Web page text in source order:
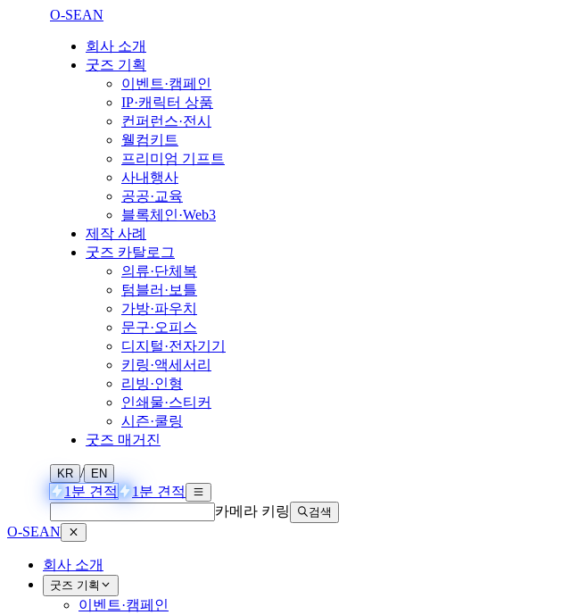
O-SEAN
회사 소개
굿즈 기획
이벤트·캠페인
IP·캐릭터 상품
컨퍼런스·전시
웰컴키트
프리미엄 기프트
사내행사
공공·교육
블록체인·Web3
제작 사례
굿즈 카탈로그
의류·단체복
텀블러·보틀
가방·파우치
문구·오피스
디지털·전자기기
키링·액세서리
리빙·인형
인쇄물·스티커
시즌·쿨링
굿즈 매거진
KR / EN
1분 견적
1분 견적
카메라 키링
검색
O-SEAN
회사 소개
굿즈 기획
이벤트·캠페인